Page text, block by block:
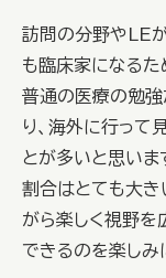
訪問の分野やLE
も臨床家になるた
普通の医療の勉強
り、海外に行って
とが多いと思いま
割合はとても大き
がら楽しく視野
できるのを楽しみ